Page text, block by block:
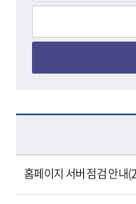
홈페이지 서버 점검 안내